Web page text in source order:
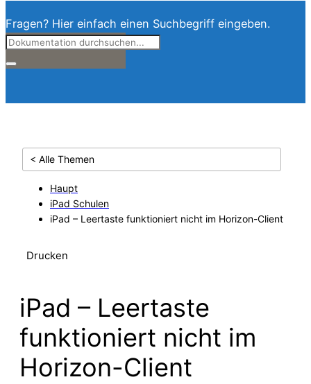
Fragen? Hier einfach einen Suchbegriff eingeben.
< Alle Themen
Haupt
iPad Schulen
iPad – Leertaste funktioniert nicht im Horizon-Client
Drucken
iPad – Leertaste
funktioniert nicht im
Horizon-Client